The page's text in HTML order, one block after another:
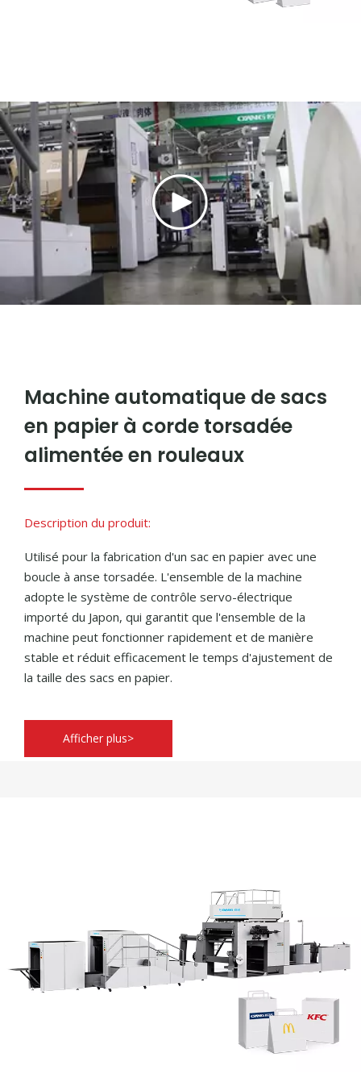
Machine automatique de sacs
en papier à corde torsadée
alimentée en rouleaux
Description du produit:
Utilisé pour la fabrication d'un sac en papier avec une
boucle à anse torsadée. L'ensemble de la machine
adopte le système de contrôle servo-électrique
importé du Japon, qui garantit que l'ensemble de la
machine peut fonctionner rapidement et de manière
stable et réduit efficacement le temps d'ajustement de
la taille des sacs en papier.
Afficher plus>